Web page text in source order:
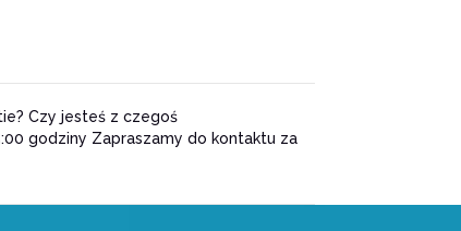
Czy jesteś z czegoś
godziny Zapraszamy do kontaktu za